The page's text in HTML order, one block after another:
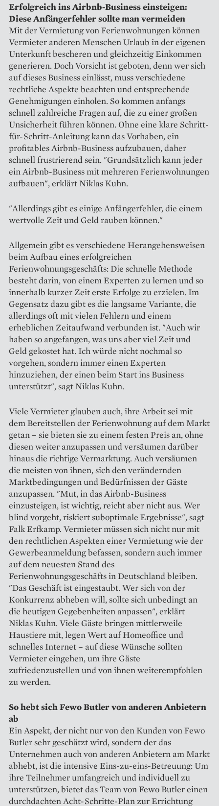
Erfolgreich ins Airbnb-Business einsteigen:
Diese Anfängerfehler sollte man vermeiden
Mit der Vermietung von Ferienwohnungen können
Vermieter anderen Menschen Urlaub in der eigenen
Unterkunft bescheren und gleichzeitig Einkommen
generieren. Doch Vorsicht ist geboten, denn wer sich
auf dieses Business einlässt, muss verschiedene
rechtliche Aspekte beachten und entsprechende
Genehmigungen einholen. So kommen anfangs
schnell zahlreiche Fragen auf, die zu einer großen
Unsicherheit führen können. Ohne eine klare Schritt-
für-Schritt-Anleitung kann das Vorhaben, ein
profitables Airbnb-Business aufzubauen, daher
schnell frustrierend sein. "Grundsätzlich kann jeder
ein Airbnb-Business mit mehreren Ferienwohnungen
aufbauen", erklärt Niklas Kuhn.
"Allerdings gibt es einige Anfängerfehler, die einem
wertvolle Zeit und Geld rauben können."
Allgemein gibt es verschiedene Herangehensweisen
beim Aufbau eines erfolgreichen
Ferienwohnungsgeschäfts: Die schnelle Methode
besteht darin, von einem Experten zu lernen und so
innerhalb kurzer Zeit erste Erfolge zu erzielen. Im
Gegensatz dazu gibt es die langsame Variante, die
allerdings oft mit vielen Fehlern und einem
erheblichen Zeitaufwand verbunden ist. "Auch wir
haben so angefangen, was uns aber viel Zeit und
Geld gekostet hat. Ich würde nicht nochmal so
vorgehen, sondern immer einen Experten
hinzuziehen, der einen beim Start ins Business
unterstützt", sagt Niklas Kuhn.
Viele Vermieter glauben auch, ihre Arbeit sei mit
dem Bereitstellen der Ferienwohnung auf dem Markt
getan – sie bieten sie zu einem festen Preis an, ohne
diesen weiter anzupassen und versäumen darüber
hinaus die richtige Vermarktung. Auch versäumen
die meisten von ihnen, sich den verändernden
Marktbedingungen und Bedürfnissen der Gäste
anzupassen. "Mut, in das Airbnb-Business
einzusteigen, ist wichtig, reicht aber nicht aus. Wer
blind vorgeht, riskiert suboptimale Ergebnisse", sagt
Falk Erfkamp. Vermieter müssen sich nicht nur mit
den rechtlichen Aspekten einer Vermietung wie der
Gewerbeanmeldung befassen, sondern auch immer
auf dem neuesten Stand des
Ferienwohnungsgeschäfts in Deutschland bleiben.
"Das Geschäft ist eingestaubt. Wer sich von der
Konkurrenz abheben will, sollte sich unbedingt an
die heutigen Gegebenheiten anpassen", erklärt
Niklas Kuhn. Viele Gäste bringen mittlerweile
Haustiere mit, legen Wert auf Homeoffice und
schnelles Internet – auf diese Wünsche sollten
Vermieter eingehen, um ihre Gäste
zufriedenzustellen und von ihnen weiterempfohlen
zu werden.
So hebt sich Fewo Butler von anderen Anbietern
ab
Ein Aspekt, der nicht nur von den Kunden von Fewo
Butler sehr geschätzt wird, sondern der das
Unternehmen auch von anderen Anbietern am Markt
abhebt, ist die intensive Eins-zu-eins-Betreuung: Um
ihre Teilnehmer umfangreich und individuell zu
unterstützen, bietet das Team von Fewo Butler einen
durchdachten Acht-Schritte-Plan zur Errichtung